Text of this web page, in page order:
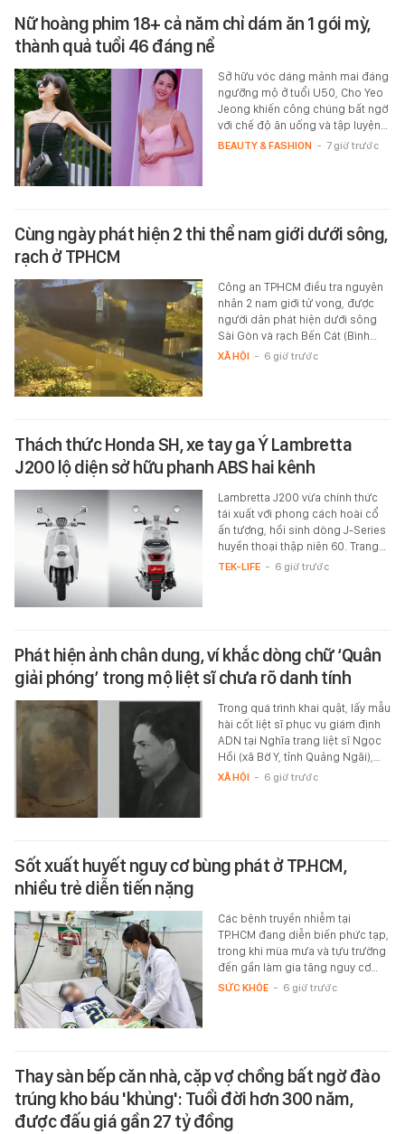
Nữ hoàng phim 18+ cả năm chỉ dám ăn 1 gói mỳ,
thành quả tuổi 46 đáng nể
Sở hữu vóc dáng mảnh mai đáng
ngưỡng mộ ở tuổi U50, Cho Yeo
Jeong khiến công chúng bất ngờ
với chế độ ăn uống và tập luyện…
BEAUTY & FASHION - 7 giờ trước
Cùng ngày phát hiện 2 thi thể nam giới dưới sông,
rạch ở TPHCM
Công an TPHCM điều tra nguyên
nhân 2 nam giới tử vong, được
người dân phát hiện dưới sông
Sài Gòn và rạch Bến Cát (Bình…
XÃ HỘI - 6 giờ trước
Thách thức Honda SH, xe tay ga Ý Lambretta
J200 lộ diện sở hữu phanh ABS hai kênh
Lambretta J200 vừa chính thức
tái xuất với phong cách hoài cổ
ấn tượng, hồi sinh dòng J-Series
huyền thoại thập niên 60. Trang…
TEK-LIFE - 6 giờ trước
Phát hiện ảnh chân dung, ví khắc dòng chữ ‘Quân
giải phóng’ trong mộ liệt sĩ chưa rõ danh tính
Trong quá trình khai quật, lấy mẫu
hài cốt liệt sĩ phục vụ giám định
ADN tại Nghĩa trang liệt sĩ Ngọc
Hồi (xã Bờ Y, tỉnh Quảng Ngãi),…
XÃ HỘI - 6 giờ trước
Sốt xuất huyết nguy cơ bùng phát ở TP.HCM,
nhiều trẻ diễn tiến nặng
Các bệnh truyền nhiễm tại
TP.HCM đang diễn biến phức tạp,
trong khi mùa mưa và tựu trường
đến gần làm gia tăng nguy cơ…
SỨC KHỎE - 6 giờ trước
Thay sàn bếp căn nhà, cặp vợ chồng bất ngờ đào
trúng kho báu 'khủng': Tuổi đời hơn 300 năm,
được đấu giá gần 27 tỷ đồng